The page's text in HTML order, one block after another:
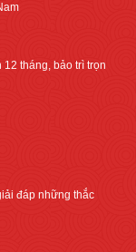
tháng, bảo trì trọn
đáp những thắc